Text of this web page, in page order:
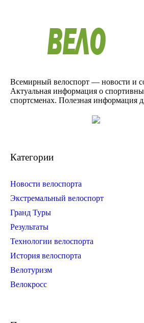
Всемирный велоспорт — новости и
Актуальная информация о
спортсменах. Полезная информация
Категории
Новости велоспорта
Экстремальный велоспорт
Гранд Туры
Результаты
Технологии велоспорта
История велоспорта
Велотуризм
Велокросс